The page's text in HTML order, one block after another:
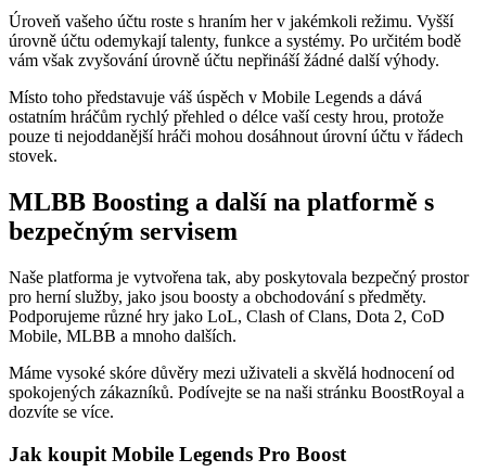
Úroveň vašeho účtu roste s hraním her v jakémkoli režimu. Vyšší
úrovně účtu odemykají talenty, funkce a systémy. Po určitém bodě
vám však zvyšování úrovně účtu nepřináší žádné další výhody.
Místo toho představuje váš úspěch v Mobile Legends a dává
ostatním hráčům rychlý přehled o délce vaší cesty hrou, protože
pouze ti nejoddanější hráči mohou dosáhnout úrovní účtu v řádech
stovek.
MLBB Boosting a další na platformě s
bezpečným servisem
Naše platforma je vytvořena tak, aby poskytovala bezpečný prostor
pro herní služby, jako jsou boosty a obchodování s předměty.
Podporujeme různé hry jako LoL, Clash of Clans, Dota 2, CoD
Mobile, MLBB a mnoho dalších.
Máme vysoké skóre důvěry mezi uživateli a skvělá hodnocení od
spokojených zákazníků. Podívejte se na naši stránku BoostRoyal a
dozvíte se více.
Jak koupit Mobile Legends Pro Boost